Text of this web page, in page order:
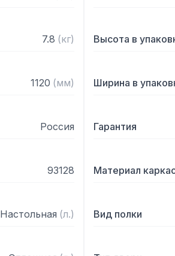
7.8 (кг) Высота в
1120 (мм) Ширина в
Россия Гарантия
93128 Материал
Настольная (л.) Вид полки